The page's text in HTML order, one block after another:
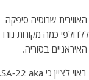
שרוסיה סיפקה
ולפי כמה מקורות נורו
טילי שיוט הישראלים הצליחו להרוס לפחות חלק ממשגרי ה SA-2, SA-22, SA-5 ו- SA-17 במהלך התקיפות. ראוי לציין כי SA-22 aka.